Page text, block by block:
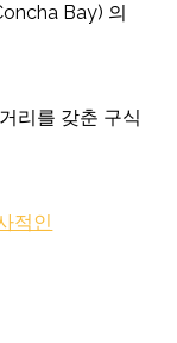
Bay) 의
리를 갖춘 구식
적인